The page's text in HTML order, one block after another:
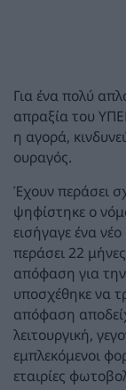
Για ένα πολύ
απραξία του
η αγορά,
ουραγός.
Έχουν περάσει
ψηφίστηκε ο
εισήγαγε ένα
περάσει 22
απόφαση για
υποσχέθηκε να
απόφαση
λειτουργική,
εμπλεκόμενοι
εταιρίες